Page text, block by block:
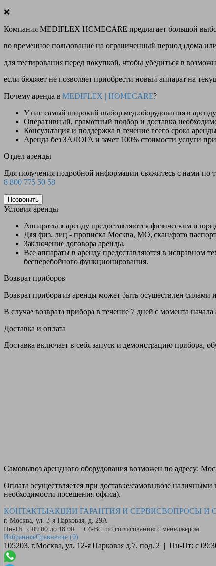
❌
Компания MEDIFLEX HOMECARE предлагает большой
во временное пользование на ограниченный период (дома
для тестирования перед покупкой, чтобы убедиться в
если бюджет не позволяет приобрести новый аппарат на
Почему аренда в MEDIFLEX | HOMECARE?
У нас самый широкий выбор мед.оборудования в
Оперативный, грамотный подбор и доставка
Консультация и поддержка в течение всего срока
Аренда без ЗАЛОГА и зачет 100% стоимости услуги
Отдел аренды
Для получения подробной информации свяжитесь с нами по
8 800 775 50 58
Позвонить
Условия аренды
Аппараты в аренду предоставляются физическим и
Для физ. лиц - прописка Москва, МО, скан/фото
Заключение договора аренды.
Все аппараты в аренду предоставляются в исправном
бесперебойного функционирования.
Возврат приборов
Возврат прибора из аренды может быть осуществлен силами
В случае возврата прибора в течение 7 дней с момента
Доставка и оплата
Доставка включает в себя запуск и демонстрацию прибора,
Самовывоз арендного оборудования возможен по адресу:
Оплата осуществляется при доставке/самовывозе
необходимости посещения офиса).
КОНТАКТЫАКЦИИ ГАРАНТИЯ И СЕРВИСВОПРОСЫ И
г. Москва, ул. 3-я Парковая, д. 29А
Пн-Пт: с 09:00 до 18:00 | Сб-Вс: по согласованию с менеджером
ИзбранноеСравнение (0)
105203, г.Москва, ул. 12-я Парковая д.7, под. 2 | Пн-Пт: с